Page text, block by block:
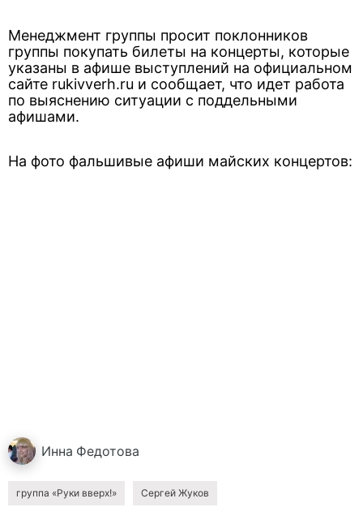
Менеджмент группы просит поклонников
группы покупать билеты на концерты, которые
указаны в афише выступлений на официальном
сайте rukivverh.ru и сообщает, что идет работа
по выяснению ситуации с поддельными
афишами.
На фото фальшивые афиши майских концертов:
Инна Федотова
группа «Руки вверх!» Сергей Жуков